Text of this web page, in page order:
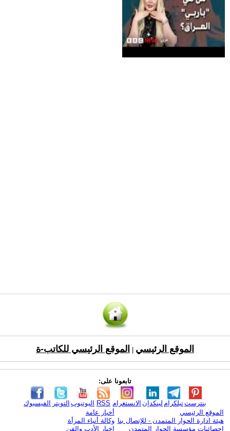
الموقع الرئيسي الموقع الرئيسي للكاتب-ة
تابعونا على:
الفيسبوك التويتر اليوتيوب RSS الانستغرام لينكدإن تيلكرامبنترست
الموقع الرئيسي
هيئة ادارة الحوار المتمدن - للإتصال بنا
إحصائيات مؤسسة الحوار المتمدن
أخبار عامة
وكالة أنباء المرأة
اخبار الأدب والفن